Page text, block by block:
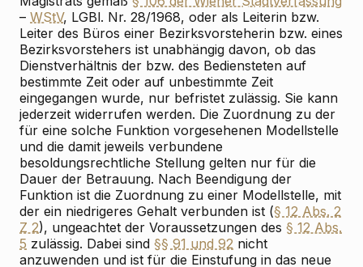
– WStV, LGBl. Nr. 28/1968, oder als Leiterin bzw.
Leiter des Büros einer Bezirksvorsteherin bzw. eines
Bezirksvorstehers ist unabhängig davon, ob das
Dienstverhältnis der bzw. des Bediensteten auf
bestimmte Zeit oder auf unbestimmte Zeit
eingegangen wurde, nur befristet zulässig. Sie kann
jederzeit widerrufen werden. Die Zuordnung zu der
für eine solche Funktion vorgesehenen Modellstelle
und die damit jeweils verbundene
besoldungsrechtliche Stellung gelten nur für die
Dauer der Betrauung. Nach Beendigung der
Funktion ist die Zuordnung zu einer Modellstelle, mit
der ein niedrigeres Gehalt verbunden ist (§ 12 Abs. 2
Z 2), ungeachtet der Voraussetzungen des § 12 Abs.
5 zulässig. Dabei sind §§ 91 und 92 nicht
anzuwenden und ist für die Einstufung in das neue